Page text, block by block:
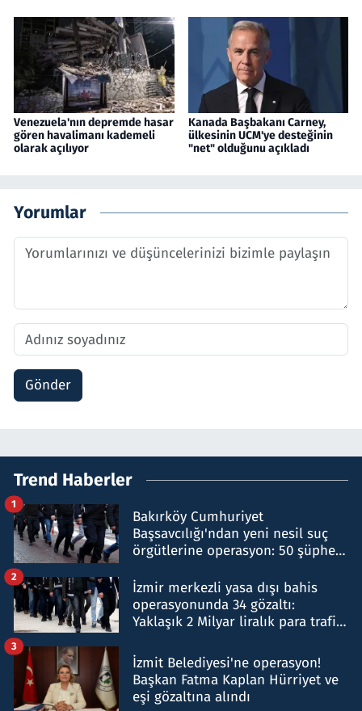
Venezuela'nın depremde hasar
gören havalimanı kademeli
olarak açılıyor
Kanada Başbakanı Carney,
ülkesinin UCM'ye desteğinin
"net" olduğunu açıkladı
Yorumlar
Gönder
Trend Haberler
Bakırköy Cumhuriyet
Başsavcılığı'ndan yeni nesil suç
örgütlerine operasyon: 50 şüpheli
1
İzmir merkezli yasa dışı bahis
operasyonunda 34 gözaltı:
Yaklaşık 2 Milyar liralık para trafiği
2
İzmit Belediyesi'ne operasyon!
Başkan Fatma Kaplan Hürriyet ve
eşi gözaltına alındı
3